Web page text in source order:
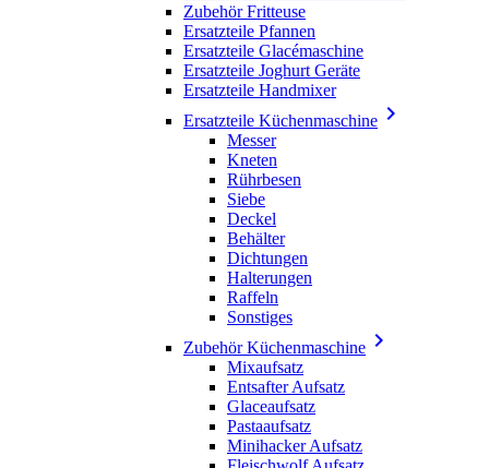
Zubehör Fritteuse
Ersatzteile Pfannen
Ersatzteile Glacémaschine
Ersatzteile Joghurt Geräte
Ersatzteile Handmixer
Ersatzteile Küchenmaschine 
Messer
Kneten
Rührbesen
Siebe
Deckel
Behälter
Dichtungen
Halterungen
Raffeln
Sonstiges
Zubehör Küchenmaschine 
Mixaufsatz
Entsafter Aufsatz
Glaceaufsatz
Pastaaufsatz
Minihacker Aufsatz